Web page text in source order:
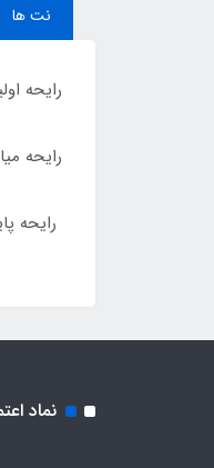
نت ها
رایحه
رایحه
رایحه
نماد